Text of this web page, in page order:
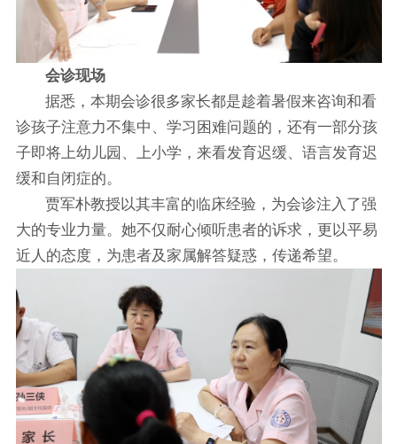
会诊现场
据悉，本期会诊很多家长都是趁着暑假来咨询和看
诊孩子注意力不集中、学习困难问题的，还有一部分孩
子即将上幼儿园、上小学，来看发育迟缓、语言发育迟
缓和自闭症的。
贾军朴教授以其丰富的临床经验，为会诊注入了强
大的专业力量。她不仅耐心倾听患者的诉求，更以平易
近人的态度，为患者及家属解答疑惑，传递希望。